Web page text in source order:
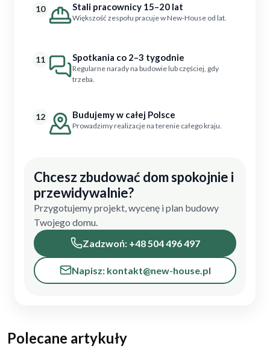
10 Stali pracownicy 15–20 lat
Większość zespołu pracuje w New-House od lat.
11 Spotkania co 2–3 tygodnie
Regularne narady na budowie lub częściej, gdy
trzeba.
12 Budujemy w całej Polsce
Prowadzimy realizacje na terenie całego kraju.
Chcesz zbudować dom spokojnie i
przewidywalnie?
Przygotujemy projekt, wycenę i plan budowy
Twojego domu.
Zadzwoń: +48 504 496 497
Napisz: kontakt@new-house.pl
Polecane artykuły